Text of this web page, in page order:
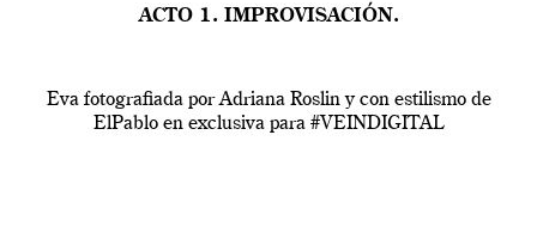
ACTO 1. IMPROVISACIÓN.
Eva fotografiada por Adriana Roslin y con estilismo de
ElPablo en exclusiva para #VEINDIGITAL